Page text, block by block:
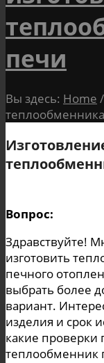
печи
Вы здесь: Home /
Вопрос:
Здравствуйте!
изготовить
печного
выбрать более
вариант.
изделия и срок
какие проверки
теплообменник